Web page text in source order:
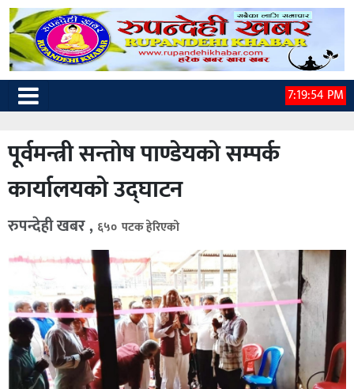
7:19:55 PM
पूर्वमन्त्री सन्तोष पाण्डेयको सम्पर्क
कार्यालयको उद्घाटन
रुपन्देही खबर , ६५० पटक हेरिएको